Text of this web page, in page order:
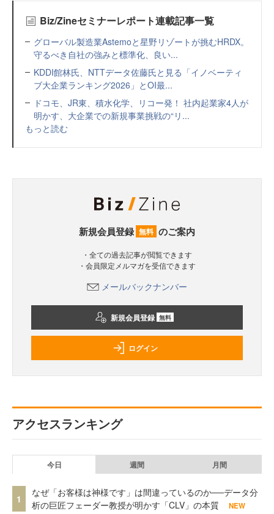
Biz/Zineセミナーレポート連載記事一覧
グローバル製造業Astemoと星野リゾートが挑むHRDX。
守るべき自社の強みと標準化、良い...
KDDI館林氏、NTTデータ佐藤氏と見る「イノベーティ
ブ大企業ランキング2026」とOI最...
ドコモ、JR東、積水化学、リコー発！ 社内起業家4人が
明かす、大企業での新規事業挑戦の“リ...
もっと読む
新規会員登録 無料 のご案内
・全ての過去記事が閲覧できます
・会員限定メルマガを受信できます
メールバックナンバー
新規会員登録 無料
ログイン
アクセスランキング
今日 週間 月間
1
なぜ「お客様は神様です」は間違っているのか──データ分
析の巨匠フェーダー教授が明かす「CLV」の本質
NEW